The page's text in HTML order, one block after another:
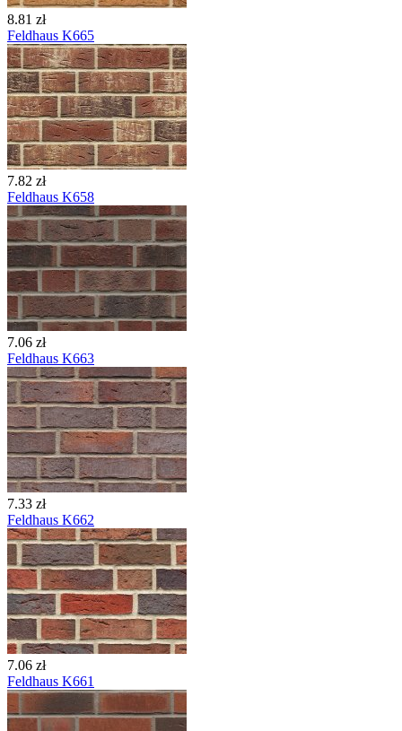
8.81 zł
Feldhaus K665
7.82 zł
Feldhaus K658
7.06 zł
Feldhaus K663
7.33 zł
Feldhaus K662
7.06 zł
Feldhaus K661